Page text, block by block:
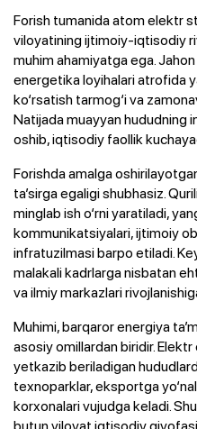
Forish tumanida atom elektr
viloyatining ijtimoiy-iqtisodiy
muhim ahamiyatga ega.
energetika loyihalari atrofida
ko‘rsatish tarmog‘i va
Natijada muayyan
oshib, iqtisodiy faollik
Forishda amalga
ta’sirga egaligi shubhasiz.
minglab ish o‘rni yaratiladi,
kommunikatsiyalari, ijtimoiy
infratuzilmasi barpo etiladi.
malakali kadrlarga nisbatan
va ilmiy markazlari
Muhimi, barqaror energiya
asosiy omillardan biridir.
yetkazib beriladigan
texnoparklar, eksportga
korxonalari vujudga keladi.